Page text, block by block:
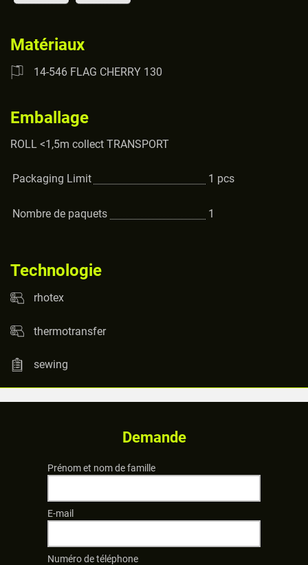
Matériaux
14-546 FLAG CHERRY 130
Emballage
ROLL <1,5m collect TRANSPORT
Packaging Limit 1 pcs
Nombre de paquets 1
Technologie
rhotex
thermotransfer
sewing
Demande
Prénom et nom de famille
E-mail
Numéro de téléphone